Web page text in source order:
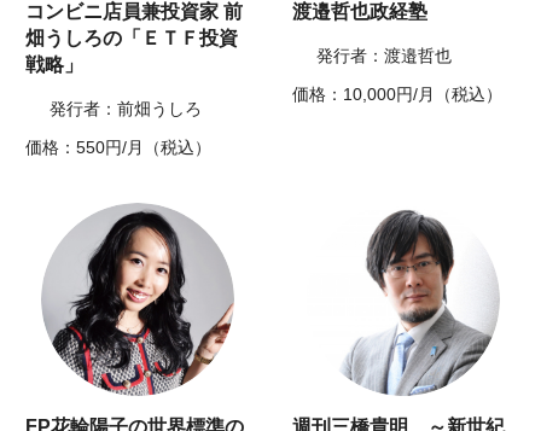
コンビニ店員兼投資家 前
畑うしろの「ＥＴＦ投資
戦略」
発行者：前畑うしろ
価格：550円/月（税込）
渡邉哲也政経塾
発行者：渡邉哲也
価格：10,000円/月（税込）